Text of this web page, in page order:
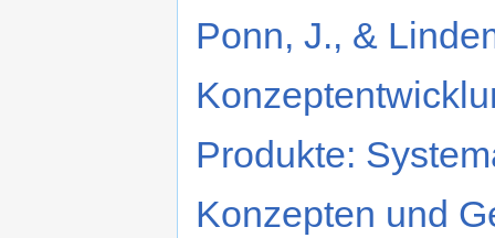
Ponn, J., &
Produkte:
Konzepten und